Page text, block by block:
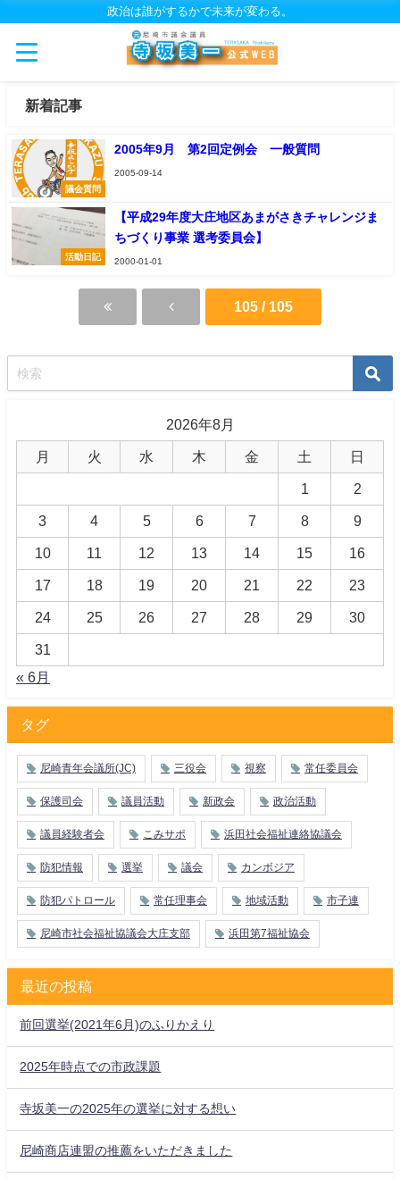
政治は誰がするかで未来が変わる。
新着記事
議会質問
2005年9月 第2回定例会 一般質問
2005-09-14
活動日記
【平成29年度大庄地区あまがさきチャレンジま
ちづくり事業 選考委員会】
2000-01-01
105 / 105
2026年8月
月 火 水 木 金 土 日
1 2
3 4 5 6 7 8 9
10 11 12 13 14 15 16
17 18 19 20 21 22 23
24 25 26 27 28 29 30
31
« 6月
タグ
尼崎青年会議所(JC) 三役会 視察 常任委員会
保護司会 議員活動 新政会 政治活動
議員経験者会 こみサポ 浜田社会福祉連絡協議会
防犯情報 選挙 議会 カンボジア
防犯パトロール 常任理事会 地域活動 市子連
尼崎市社会福祉協議会大庄支部 浜田第7福祉協会
最近の投稿
前回選挙(2021年6月)のふりかえり
2025年時点での市政課題
寺坂美一の2025年の選挙に対する想い
尼崎商店連盟の推薦をいただきました